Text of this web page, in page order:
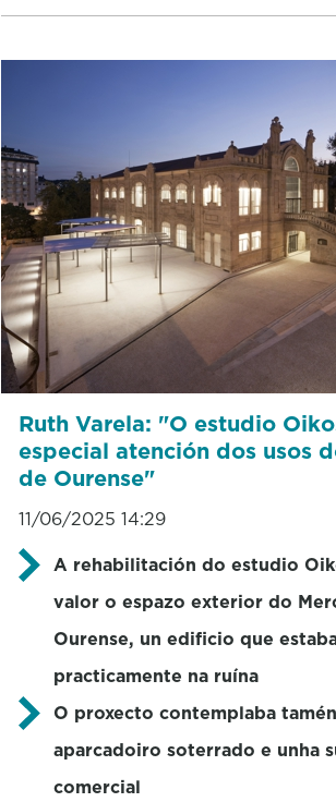
Ruth Varela: "O estudio
especial atención dos usos
de Ourense"
11/06/2025 14:29
A rehabilitación do estudio
valor o espazo exterior do
Ourense, un edificio que
practicamente na ruína
O proxecto contemplaba
aparcadoiro soterrado e unha
comercial